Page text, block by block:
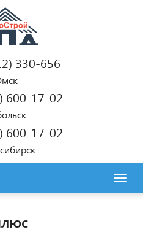
330-656
600-17-02
600-17-02